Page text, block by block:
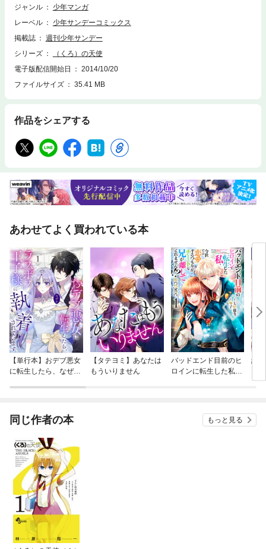
転、物語は感動のラストへ一直線・・・！？？果たしてアサギは生き返れ
ジャンル
少年マンガ
レーベル
少年サンデーコミックス
掲載誌
週刊少年サンデー
シリーズ
（くろ）の天使
電子版配信開始日
2014/10/20
ファイルサイズ
35.41 MB
作品をシェアする
あわせてよく買われている本
【単行本】おデブ悪女
に転生したら、なぜか
【タテヨミ】あなたは
もういりません
バッドエンド目前のヒ
ロインに転生した私、
結
同じ作者の本 もっと見る